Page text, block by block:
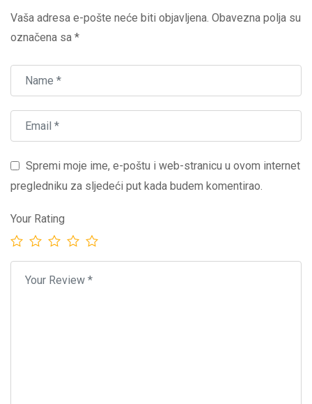
Vaša adresa e-pošte neće biti objavljena. Obavezna polja su
označena sa *
Spremi moje ime, e-poštu i web-stranicu u ovom internet
pregledniku za sljedeći put kada budem komentirao.
Your Rating